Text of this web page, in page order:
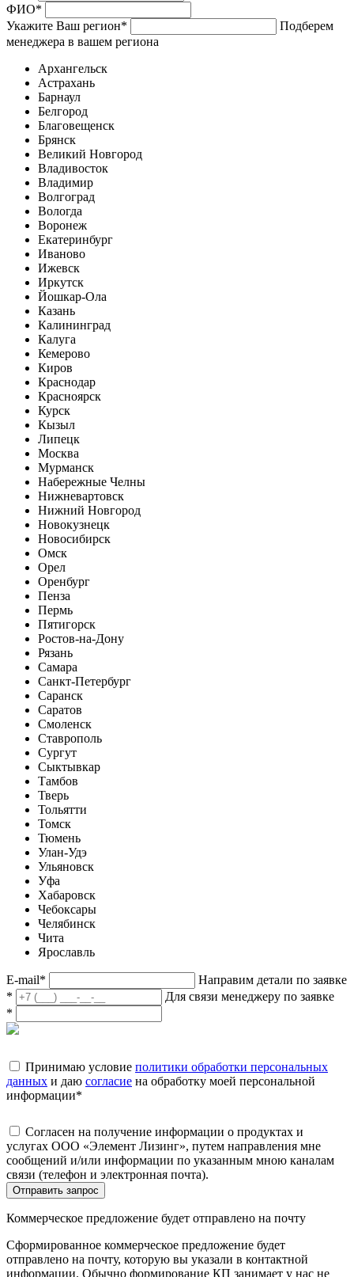
ФИО*
Укажите Ваш регион*
Подберем
менеджера в вашем региона
Архангельск
Астрахань
Барнаул
Белгород
Благовещенск
Брянск
Великий Новгород
Владивосток
Владимир
Волгоград
Вологда
Воронеж
Екатеринбург
Иваново
Ижевск
Иркутск
Йошкар-Ола
Казань
Калининград
Калуга
Кемерово
Киров
Краснодар
Красноярск
Курск
Кызыл
Липецк
Москва
Мурманск
Набережные Челны
Нижневартовск
Нижний Новгород
Новокузнецк
Новосибирск
Омск
Орел
Оренбург
Пенза
Пермь
Пятигорск
Ростов-на-Дону
Рязань
Самара
Санкт-Петербург
Саранск
Саратов
Смоленск
Ставрополь
Сургут
Сыктывкар
Тамбов
Тверь
Тольятти
Томск
Тюмень
Улан-Удэ
Ульяновск
Уфа
Хабаровск
Чебоксары
Челябинск
Чита
Ярославль
E-mail*
Направим детали по заявке
*
Для связи менеджеру по заявке
*
Принимаю условие политики обработки персональных
данных и даю согласие на обработку моей персональной
информации*
Согласен на получение информации о продуктах и
услугах ООО «Элемент Лизинг», путем направления мне
сообщений и/или информации по указанным мною каналам
связи (телефон и электронная почта).
Отправить запрос
Коммерческое предложение будет отправлено на почту
Сформированное коммерческое предложение будет
отправлено на почту, которую вы указали в контактной
информации. Обычно формирование КП занимает у нас не